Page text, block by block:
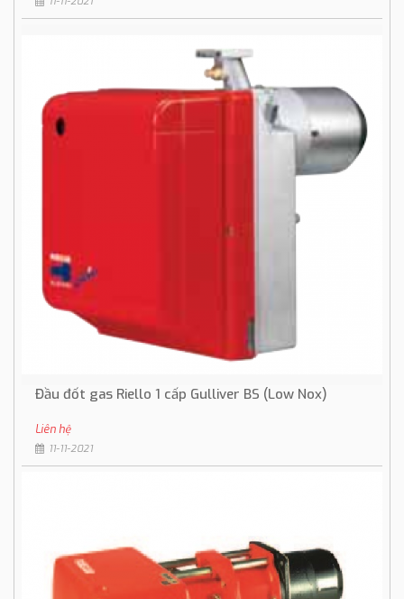
Đầu đốt gas Riello 1 cấp Gulliver BS (Low Nox)
Liên hệ
11-11-2021